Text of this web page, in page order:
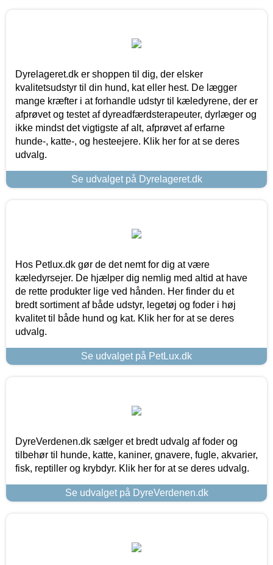
Dyrelageret.dk er shoppen til dig, der elsker
kvalitetsudstyr til din hund, kat eller hest. De lægger
mange kræfter i at forhandle udstyr til kæledyrene, der er
afprøvet og testet af dyreadfærdsterapeuter, dyrlæger og
ikke mindst det vigtigste af alt, afprøvet af erfarne
hunde-, katte-, og hesteejere. Klik her for at se deres
udvalg.
Se udvalget på Dyrelageret.dk
Hos Petlux.dk gør de det nemt for dig at være
kæledyrsejer. De hjælper dig nemlig med altid at have
de rette produkter lige ved hånden. Her finder du et
bredt sortiment af både udstyr, legetøj og foder i høj
kvalitet til både hund og kat. Klik her for at se deres
udvalg.
Se udvalget på PetLux.dk
DyreVerdenen.dk sælger et bredt udvalg af foder og
tilbehør til hunde, katte, kaniner, gnavere, fugle, akvarier,
fisk, reptiller og krybdyr. Klik her for at se deres udvalg.
Se udvalget på DyreVerdenen.dk